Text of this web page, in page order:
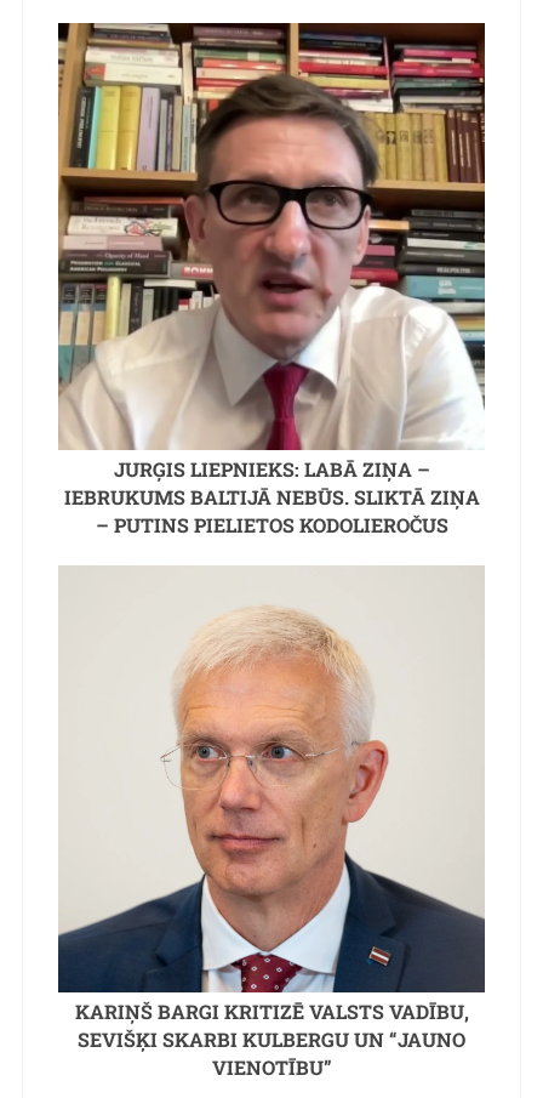
JURĢIS LIEPNIEKS: LABĀ ZIŅA –
IEBRUKUMS BALTIJĀ NEBŪS. SLIKTĀ ZIŅA
– PUTINS PIELIETOS KODOLIEROČUS
KARIŅŠ BARGI KRITIZĒ VALSTS VADĪBU,
SEVIŠĶI SKARBI KULBERGU UN “JAUNO
VIENOTĪBU”